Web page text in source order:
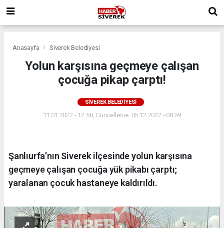
Anasayfa Siverek Belediyesi
Yolun karşısına geçmeye çalışan
çocuğa pikap çarptı!
SIVEREK BELEDIYESI
11.01.2022 - 12:58, Güncelleme: 05.12.2022 - 08:59
Şanlıurfa’nın Siverek ilçesinde yolun karşısına
geçmeye çalışan çocuğa yük pikabı çarptı;
yaralanan çocuk hastaneye kaldırıldı.